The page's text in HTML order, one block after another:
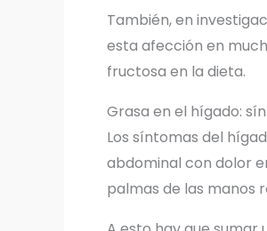
También, en
esta afección en
fructosa en la dieta.
Grasa en el hígado:
Los síntomas del
abdominal con dolor
palmas de las manos